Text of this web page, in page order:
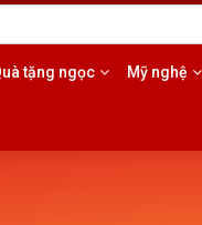
tặng ngọc Mỹ nghệ